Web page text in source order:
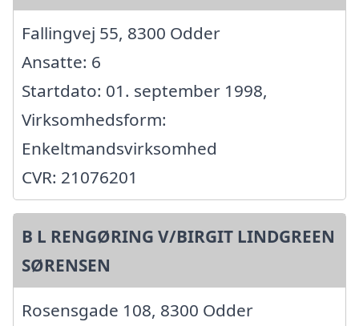
Fallingvej 55, 8300 Odder
Ansatte: 6
Startdato: 01. september 1998,
Virksomhedsform:
Enkeltmandsvirksomhed
CVR: 21076201
B L RENGØRING V/BIRGIT LINDGREEN
SØRENSEN
Rosensgade 108, 8300 Odder